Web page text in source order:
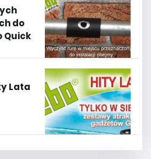
do
Quick
Lata